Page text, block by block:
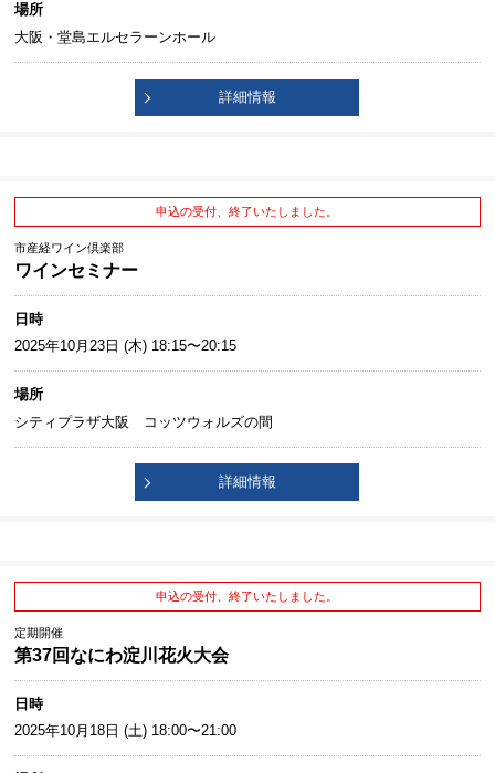
場所
大阪・堂島エルセラーンホール
詳細情報
申込の受付、終了いたしました。
市産経ワイン倶楽部
ワインセミナー
日時
2025年10月23日 (木) 18:15〜20:15
場所
シティプラザ大阪 コッツウォルズの間
詳細情報
申込の受付、終了いたしました。
定期開催
第37回なにわ淀川花火大会
日時
2025年10月18日 (土) 18:00〜21:00